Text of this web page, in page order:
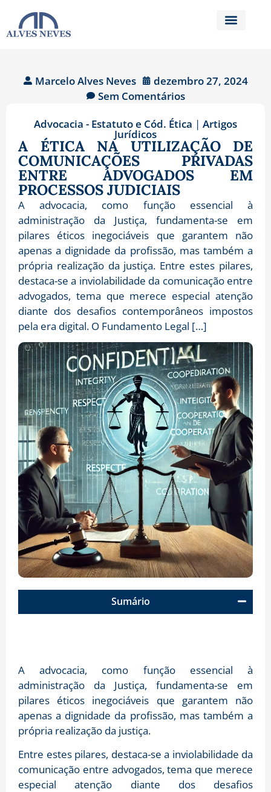
Marcelo Alves Neves
dezembro 27, 2024
Sem Comentários
Advocacia - Estatuto e Cód. Ética | Artigos
Jurídicos
A ÉTICA NA UTILIZAÇÃO DE
COMUNICAÇÕES PRIVADAS
ENTRE ADVOGADOS EM
PROCESSOS JUDICIAIS
A advocacia, como função essencial à
administração da Justiça, fundamenta-se em
pilares éticos inegociáveis que garantem não
apenas a dignidade da profissão, mas também a
própria realização da justiça. Entre estes pilares,
destaca-se a inviolabilidade da comunicação entre
advogados, tema que merece especial atenção
diante dos desafios contemporâneos impostos
pela era digital. O Fundamento Legal […]
Sumário
A advocacia, como função essencial à
administração da Justiça, fundamenta-se em
pilares éticos inegociáveis que garantem não
apenas a dignidade da profissão, mas também a
própria realização da justiça.
Entre estes pilares, destaca-se a inviolabilidade da
comunicação entre advogados, tema que merece
especial atenção diante dos desafios